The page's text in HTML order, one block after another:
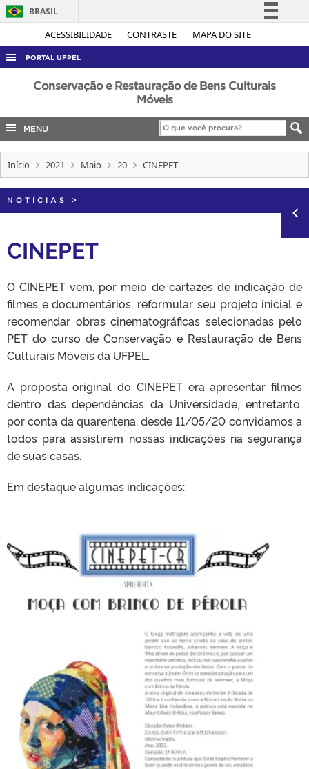
ACESSIBILIDADE CONTRASTE MAPA DO SITE
BRASIL
Simplifique!
Legislação
Canais
PORTAL UFPEL
ACESSO À INFORMAÇÃO
COBALTO
CONCURSOS
INTERNACIONAL
PORTARIAS
Conservação e Restauração de Bens Culturais
Móveis
MENU
Início 2021 Maio 20 CINEPET
NOTÍCIAS >
CINEPET
O CINEPET vem, por meio de cartazes de indicação de
filmes e documentários, reformular seu projeto inicial e
recomendar obras cinematográficas selecionadas pelo
PET do curso de Conservação e Restauração de Bens
Culturais Móveis da UFPEL.
A proposta original do CINEPET era apresentar filmes
dentro das dependências da Universidade, entretanto,
por conta da quarentena, desde 11/05/20 convidamos a
todos para assistirem nossas indicações na segurança
de suas casas.
Em destaque algumas indicações: